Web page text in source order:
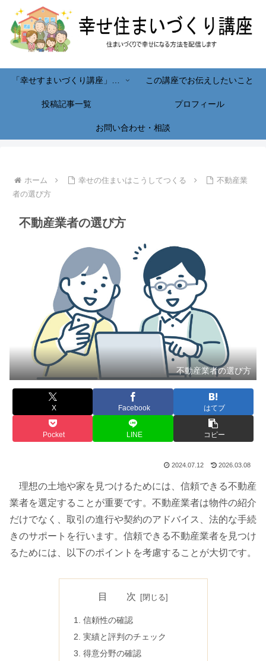
この講座でお伝えしたいこと
投稿記事一覧 プロフィール
お問い合わせ・相談
ホーム 幸せの住まいはこうしてつくる
不動産業
者の選び方
不動産業者の選び方
不動産業者の選び方
X Facebook はてブ
Pocket LINE コピー
2024.07.12 2026.03.08
理想の土地や家を見つけるためには、信頼できる不動産
業者を選定することが重要です。不動産業者は物件の紹介
だけでなく、取引の進行や契約のアドバイス、法的な手続
きのサポートを行います。信頼できる不動産業者を見つけ
るためには、以下のポイントを考慮することが大切です。
目 次
信頼性の確認
実績と評判のチェック
得意分野の確認